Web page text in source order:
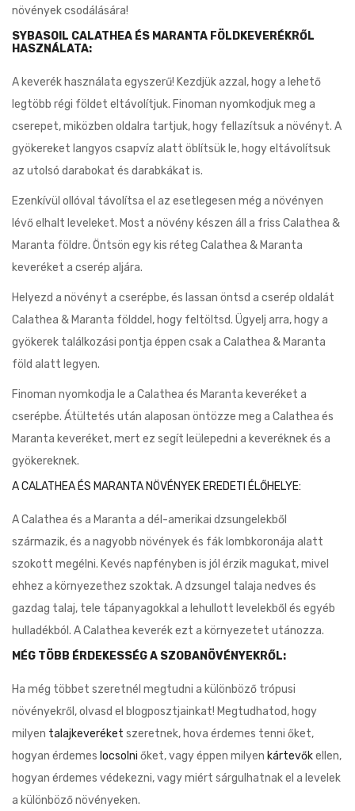
növények csodálására!
SYBASOIL CALATHEA ÉS MARANTA FÖLDKEVERÉKRŐL
HASZNÁLATA:
A keverék használata egyszerű! Kezdjük azzal, hogy a lehető
legtöbb régi földet eltávolítjuk. Finoman nyomkodjuk meg a
cserepet, miközben oldalra tartjuk, hogy fellazítsuk a növényt. A
gyökereket langyos csapvíz alatt öblítsük le, hogy eltávolítsuk
az utolsó darabokat és darabkákat is.
Ezenkívül ollóval távolítsa el az esetlegesen még a növényen
lévő elhalt leveleket. Most a növény készen áll a friss Calathea &
Maranta földre. Öntsön egy kis réteg Calathea & Maranta
keveréket a cserép aljára.
Helyezd a növényt a cserépbe, és lassan öntsd a cserép oldalát
Calathea & Maranta földdel, hogy feltöltsd. Ügyelj arra, hogy a
gyökerek találkozási pontja éppen csak a Calathea & Maranta
föld alatt legyen.
Finoman nyomkodja le a Calathea és Maranta keveréket a
cserépbe. Átültetés után alaposan öntözze meg a Calathea és
Maranta keveréket, mert ez segít leülepedni a keveréknek és a
gyökereknek.
A CALATHEA ÉS MARANTA NÖVÉNYEK EREDETI ÉLŐHELYE:
A Calathea és a Maranta a dél-amerikai dzsungelekből
származik, és a nagyobb növények és fák lombkoronája alatt
szokott megélni. Kevés napfényben is jól érzik magukat, mivel
ehhez a környezethez szoktak. A dzsungel talaja nedves és
gazdag talaj, tele tápanyagokkal a lehullott levelekből és egyéb
hulladékból. A Calathea keverék ezt a környezetet utánozza.
MÉG TÖBB ÉRDEKESSÉG A SZOBANÖVÉNYEKRŐL:
Ha még többet szeretnél megtudni a különböző trópusi
növényekről, olvasd el blogposztjainkat! Megtudhatod, hogy
milyen talajkeveréket szeretnek, hova érdemes tenni őket,
hogyan érdemes locsolni őket, vagy éppen milyen kártevőkellen,
hogyan érdemes védekezni, vagy miért sárgulhatnak el a levelek
a különböző növényeken.